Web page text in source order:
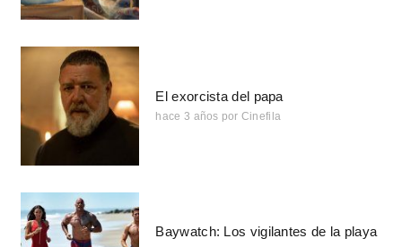
El exorcista del papa
hace 3 años por Cinefila
Baywatch: Los vigilantes de la playa